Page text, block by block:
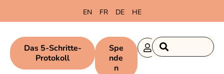
EN FR DE HE
Das 5-Schritte-
Protokoll
Spe
nde
n